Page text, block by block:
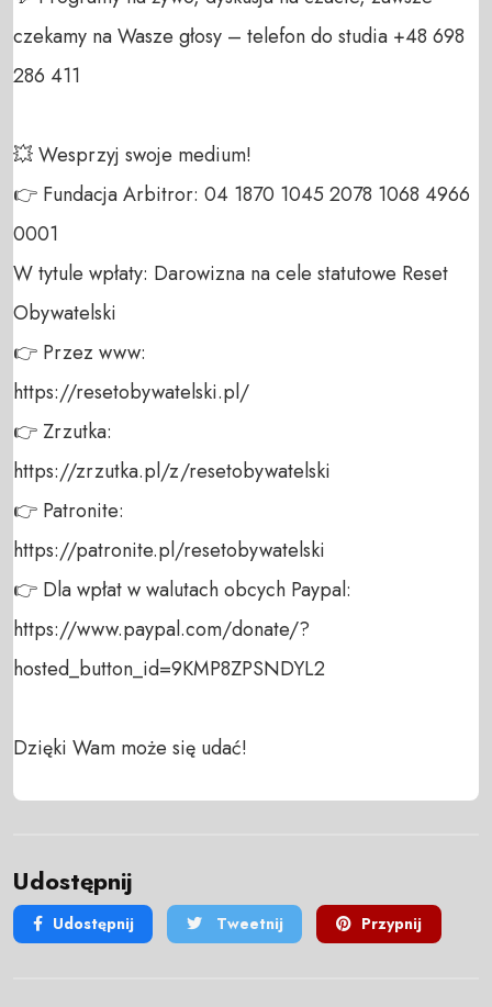
czekamy na Wasze głosy – telefon do studia +48 698
286 411
💥 Wesprzyj swoje medium!
👉 Fundacja Arbitror: 04 1870 1045 2078 1068 4966
0001
W tytule wpłaty: Darowizna na cele statutowe Reset
Obywatelski
👉 Przez www:
https://resetobywatelski.pl/
👉 Zrzutka:
https://zrzutka.pl/z/resetobywatelski
👉 Patronite:
https://patronite.pl/resetobywatelski
👉 Dla wpłat w walutach obcych Paypal:
https://www.paypal.com/donate/?
hosted_button_id=9KMP8ZPSNDYL2
Dzięki Wam może się udać!
Udostępnij
Udostępnij Tweetnij Przypnij